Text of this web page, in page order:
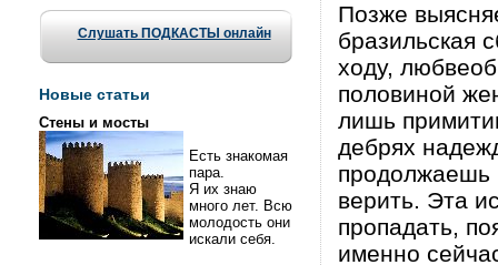
Слушать ПОДКАСТЫ онлайн
Новые статьи
Стены и мосты
Есть знакомая
пара.
Я их знаю
много лет. Всю
молодость они
искали себя.
Позже
бразильская
ходу,
половиной
лишь
дебрях
продолжаешь
верить. Эта
пропадать,
именно